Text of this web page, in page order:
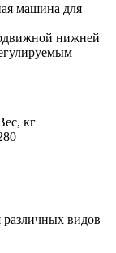
машина для
нижней
кг
видов